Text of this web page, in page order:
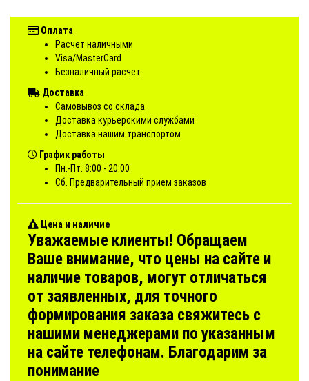
Оплата
Расчет наличными
Visa/MasterCard
Безналичный расчет
Доставка
Самовывоз со склада
Доставка курьерскими службами
Доставка нашим транспортом
График работы
Пн.-Пт. 8:00 - 20:00
Сб. Предварительный прием заказов
Цена и наличие
Уважаемые клиенты! Обращаем
Ваше внимание, что цены на сайте и
наличие товаров, могут отличаться
от заявленных, для точного
формирования заказа свяжитесь с
нашими менеджерами по указанным
на сайте телефонам. Благодарим за
понимание